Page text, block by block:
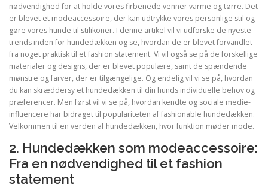
nødvendighed for at holde vores firbenede venner varme og tørre. Det
er blevet et modeaccessoire, der kan udtrykke vores personlige stil og
gøre vores hunde til stilikoner. I denne artikel vil vi udforske de nyeste
trends inden for hundedækken og se, hvordan de er blevet forvandlet
fra noget praktisk til et fashion statement. Vi vil også se på de forskellige
materialer og designs, der er blevet populære, samt de spændende
mønstre og farver, der er tilgængelige. Og endelig vil vi se på, hvordan
du kan skræddersy et hundedækken til din hunds individuelle behov og
præferencer. Men først vil vi se på, hvordan kendte og sociale medie-
influencere har bidraget til populariteten af fashionable hundedækken.
Velkommen til en verden af hundedækken, hvor funktion møder mode.
2. Hundedækken som modeaccessoire:
Fra en nødvendighed til et fashion
statement